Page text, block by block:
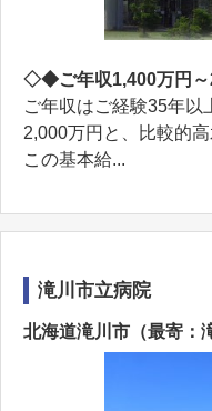
◇◆ご年収1,400万円
ご年収はご経験35年以
2,000万円と、比較的
この基本給...
滝川市立病院
北海道滝川市（最寄：